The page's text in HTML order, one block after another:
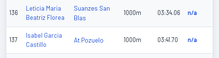
136
Leticia Maria
Beatriz Florea
Suanzes San
Blas
1000m 03:34.06 n/a
137
Isabel Garcia
Castillo
At Pozuelo 1000m 03:41.70 n/a